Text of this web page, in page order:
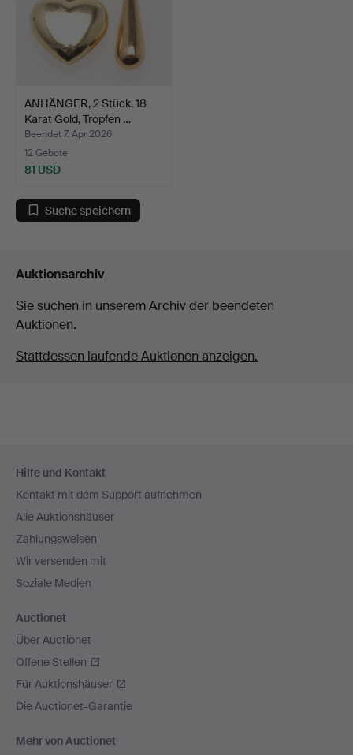
ANHÄNGER, 2 Stück, 18
Karat Gold, Tropfen …
Beendet 7. Apr 2026
12 Gebote
81 USD
Suche speichern
Auktionsarchiv
Sie suchen in unserem Archiv der beendeten
Auktionen.
Stattdessen laufende Auktionen anzeigen.
Navigation
Hilfe und Kontakt
Kontakt mit dem Support aufnehmen
Alle Auktionshäuser
Zahlungsweisen
Wir versenden mit
Soziale Medien
Auctionet
Über Auctionet
Offene Stellen
Für Auktionshäuser
Die Auctionet-Garantie
Mehr von Auctionet